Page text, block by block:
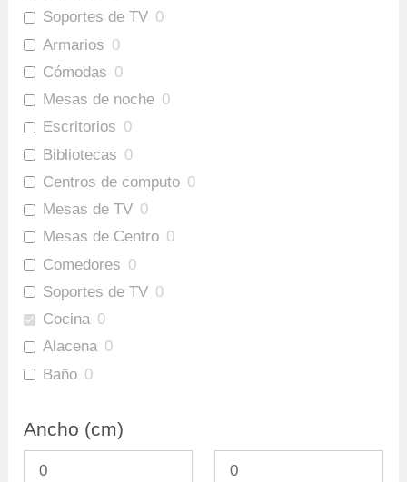
Soportes de TV 0
Armarios 0
Cómodas 0
Mesas de noche 0
Escritorios 0
Bibliotecas 0
Centros de computo 0
Mesas de TV 0
Mesas de Centro 0
Comedores 0
Soportes de TV 0
Cocina 0
Alacena 0
Baño 0
Mueble Bar
Repisas 0
Ancho (cm)